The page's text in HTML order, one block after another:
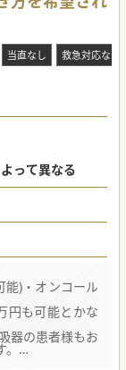
当直なし 救急対応なし
って異なる
)・オンコール
円も可能とかな
器の患者様もお
。